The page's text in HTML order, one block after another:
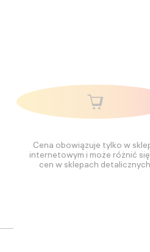
Cena obowiązuje tylko w
internetowym i może różnić
cen w sklepach